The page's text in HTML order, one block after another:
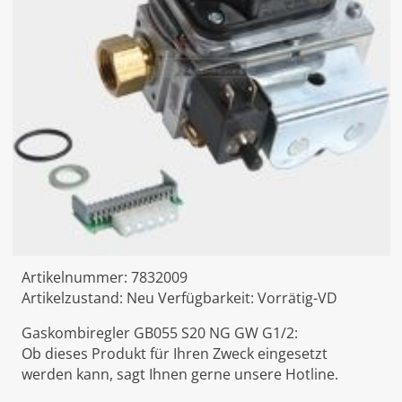
Artikelnummer: 7832009
Artikelzustand: Neu Verfügbarkeit: Vorrätig-VD
Gaskombiregler GB055 S20 NG GW G1/2:
Ob dieses Produkt für Ihren Zweck eingesetzt
werden kann, sagt Ihnen gerne unsere Hotline.